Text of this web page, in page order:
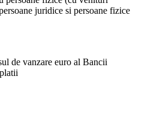
juridice si persoane fizice
de vanzare euro al Bancii